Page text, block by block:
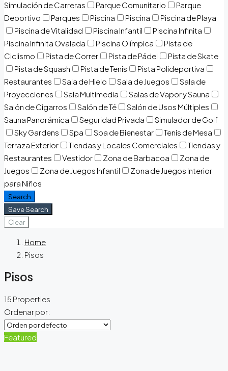
Simulación de Carreras Parque Comunitario
Parque
Deportivo
Parques Piscina Piscina
Piscina de Playa
Piscina de Vitalidad
Piscina Infantil
Piscina Infinita
Piscina Infinita Ovalada
Piscina Olímpica
Pista de
Ciclismo
Pista de Correr Pista de Pádel
Pista de Skate
Pista de Squash
Pista de Tenis
Pista Polideportiva
Restaurantes
Sala de Hielo Sala de Juegos
Sala de
Proyecciones
Sala Multimedia
Salas de Vapor y Sauna
Salón de Cigarros
Salón de Té
Salón de Usos Múltiples
Sauna Panorámica
Seguridad Privada
Simulador de Golf
Sky Gardens
Spa Spa de Bienestar
Tenis de Mesa
Terraza Exterior
Tiendas y Locales Comerciales
Tiendas y
Restaurantes
Vestidor Zona de Barbacoa
Zona de
Juegos
Zona de Juegos Infantil
Zona de Juegos Interior
para Niños
Search
Save Search
Clear
Home
Pisos
Pisos
15 Properties
Ordenar por:
Featured